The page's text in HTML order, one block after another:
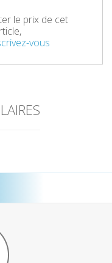
le prix de cet
vous